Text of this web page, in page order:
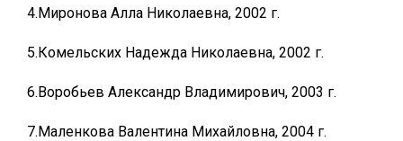
4.Миронова Алла Николаевна, 2002 г.
5.Комельских Надежда Николаевна, 2002 г.
6.Воробьев Александр Владимирович, 2003 г.
7.Маленкова Валентина Михайловна, 2004 г.